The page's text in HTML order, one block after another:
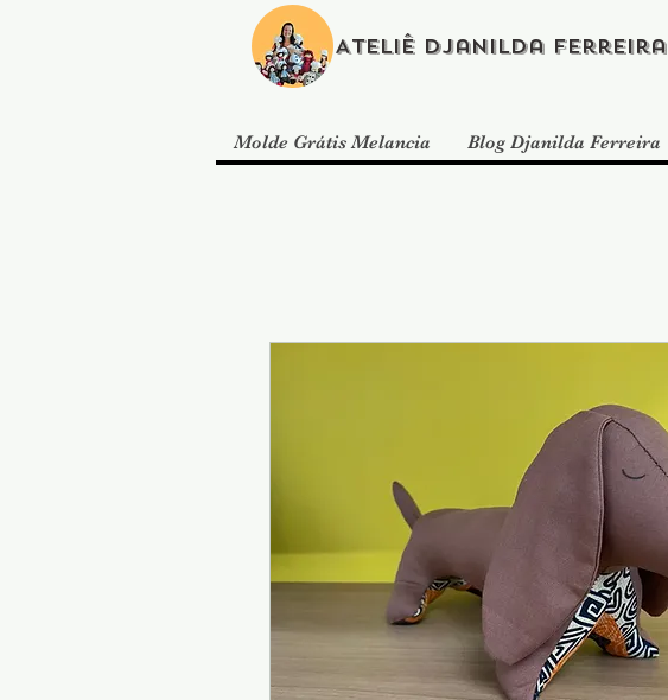
Ateliê Djanilda Ferreira
Molde Grátis Melancia Blog Djanilda Ferreira